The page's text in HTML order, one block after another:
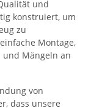
und
konstruiert, um
zu
Montage,
und Mängeln an
von
dass unsere